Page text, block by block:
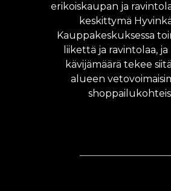
erikoiskaupan ja
keskittymä
Kauppakeskuksessa
liikettä ja ravintolaa, ja
kävijämäärä tekee
alueen